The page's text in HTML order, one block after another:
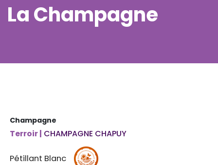
La Champagne
Champagne
Terroir | CHAMPAGNE CHAPUY
Pétillant Blanc